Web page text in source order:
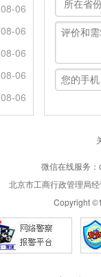
08-06
08-06
08-06
08-06
08-06
微信在线服务
北京市工商行政管理局
Copyright